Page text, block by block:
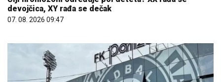
devojčica, XY rađa se dečak
07. 08. 2026 09:47